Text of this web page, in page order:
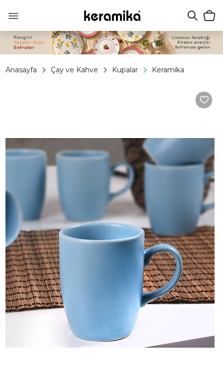
Anasayfa Çay ve Kahve Kupalar Keramika